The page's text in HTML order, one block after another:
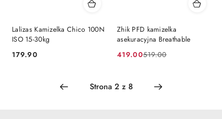
Lalizas Kamizelka Chico 100N
ISO 15-30kg
Cena:
179.90
Zhik PFD kamizelka
asekuracyjna Breathable
Cena
419.00
Cena
promocją:
519.00